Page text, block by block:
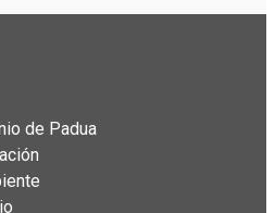
de Padua